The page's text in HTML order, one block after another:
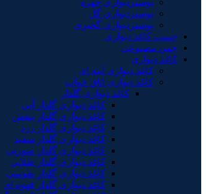
پوستردیواری گل
پوستردیواری گچبری
چسب کاغذ دیواری
چمن مصنوعی
کاغذ دیواری
کاغذ دیواری آینه ای
کاغذ دیواری اتاق خواب
کاغذ دیواری گلدار
کاغذ دیواری گلدار آبی
کاغذ دیواری گلدار بنفش
کاغذ دیواری گلدار زرد
کاغذ دیواری گلدار سفید
کاغذ دیواری گلدار صورتی
کاغذ دیواری گلدار طلایی
کاغذ دیواری گلدار طوسی
کاغذ دیواری گلدار قهوه ای